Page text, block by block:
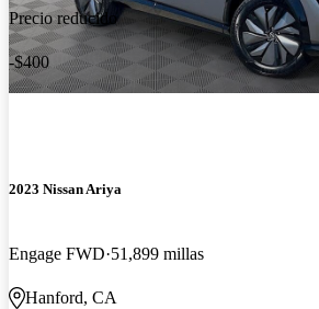
Precio reducido
-$400
2023 Nissan Ariya
Engage FWD 51,899 millas
Hanford, CA